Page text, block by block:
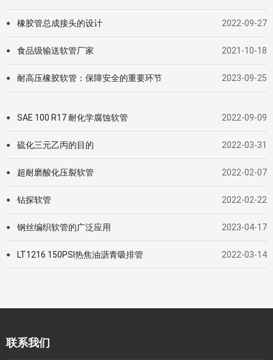
● 橡胶管总成接头的设计 2022-09-27
● 食品级输送软管厂家 2021-10-18
● 耐高压橡胶软管：保障安全的重要环节 2023-09-25
● SAE 100 R17 耐化学腐蚀软管 2022-09-09
● 硫化三元乙丙的目的 2022-03-31
● 超耐磨酸化压裂软管 2022-02-07
● 钻探软管 2022-02-22
● 钢丝编织软管的广泛应用 2023-04-17
● LT1216 150PSI热焦油沥青吸排管 2022-03-14
联系我们